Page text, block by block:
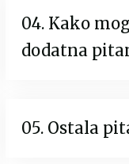
04. Kako
dodatna
05. Ostala